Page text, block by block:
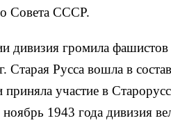
Совета СССР.
дивизия громила
Старая Русса вошла в
участие в
1943 года дивизия